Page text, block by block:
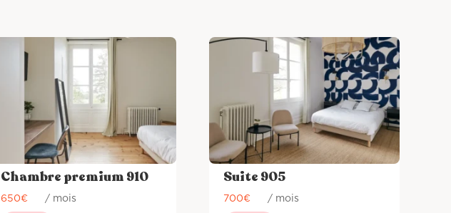
Chambre premium 910
650€ / mois
Suite 905
700€ / mois